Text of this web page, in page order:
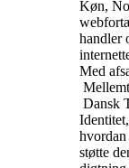
Køn,
handler
Med
Dansk
støtte